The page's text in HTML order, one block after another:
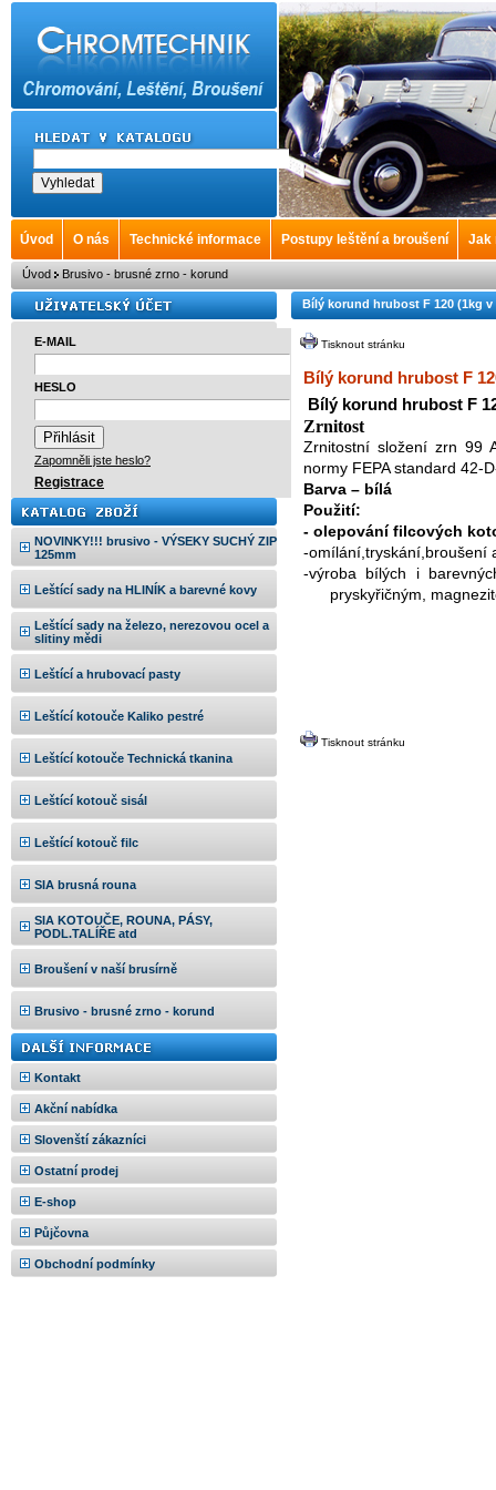
Úvod O nás Technické informace Postupy leštění a broušení Jak
Úvod Brusivo - brusné zrno - korund
E-MAIL
HESLO
Zapomněli jste heslo?
Registrace
NOVINKY!!! brusivo - VÝSEKY SUCHÝ ZIP
125mm
Leštící sady na HLINÍK a barevné kovy
Leštící sady na železo, nerezovou ocel a
slitiny mědi
Leštící a hrubovací pasty
Leštící kotouče Kaliko pestré
Leštící kotouče Technická tkanina
Leštící kotouč sisál
Leštící kotouč filc
SIA brusná rouna
SIA KOTOUČE, ROUNA, PÁSY,
PODL.TALÍŘE atd
Broušení v naší brusírně
Brusivo - brusné zrno - korund
Kontakt
Akční nabídka
Slovenští zákazníci
Ostatní prodej
E-shop
Půjčovna
Obchodní podmínky
Bílý korund hrubost F 120 (1kg v
Tisknout stránku
Bílý korund hrubost F
Bílý korund hrubost F
Zrnitost
Zrnitostní složení zrn 99
normy FEPA standard 42-
Barva – bílá
Použití:
- olepování filcových
-omílání,tryskání,broušení
-výroba bílých i
pryskyřičným,
Tisknout stránku